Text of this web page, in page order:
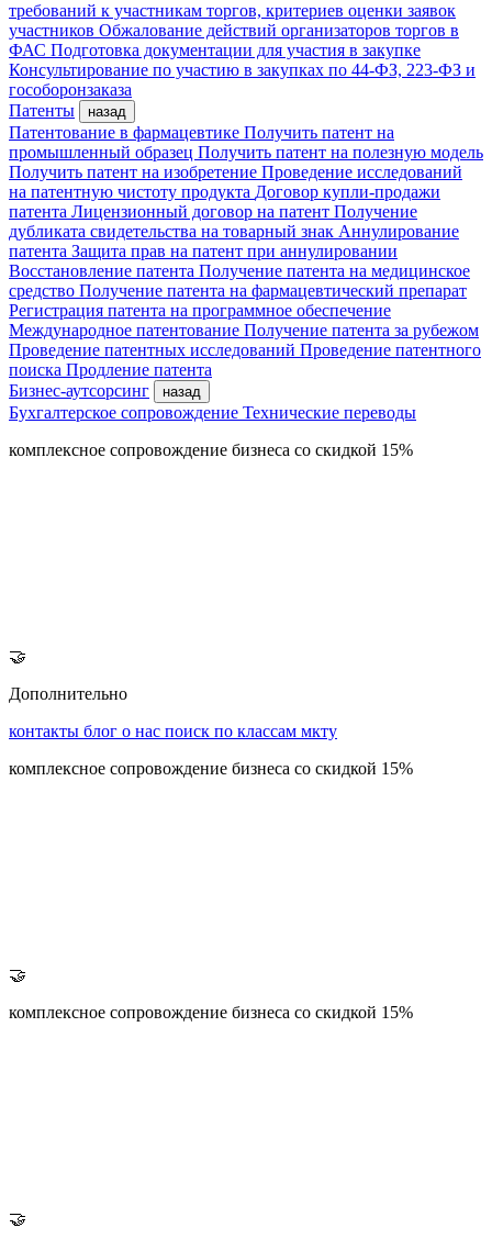
требований к участникам торгов, критериев оценки заявок
участников Обжалование действий организаторов торгов в
ФАС Подготовка документации для участия в закупке
Консультирование по участию в закупках по 44-ФЗ, 223-ФЗ и
гособоронзаказа
Патенты
назад
Патентование в фармацевтике Получить патент на
промышленный образец Получить патент на полезную модель
Получить патент на изобретение Проведение исследований
на патентную чистоту продукта Договор купли-продажи
патента Лицензионный договор на патент Получение
дубликата свидетельства на товарный знак Аннулирование
патента Защита прав на патент при аннулировании
Восстановление патента Получение патента на медицинское
средство Получение патента на фармацевтический препарат
Регистрация патента на программное обеспечение
Международное патентование Получение патента за рубежом
Проведение патентных исследований Проведение патентного
поиска Продление патента
Бизнес-аутсорсинг
назад
Бухгалтерское сопровождение Технические переводы
комплексное сопровождение бизнеса со скидкой 15%
🤝
Дополнительно
контакты блог о нас поиск по классам мкту
комплексное сопровождение бизнеса со скидкой 15%
🤝
комплексное сопровождение бизнеса со скидкой 15%
🤝